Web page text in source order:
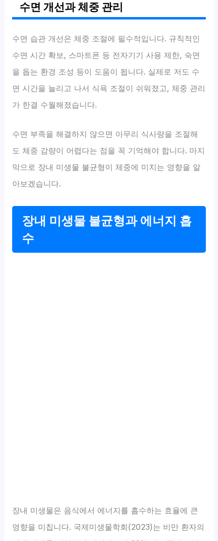
수면 개선과 체중 관리
수면 습관 개선은 체중 조절에 필수적입니다. 규칙적인
수면 시간 확보, 스마트폰 등 전자기기 사용 제한, 숙면
을 돕는 환경 조성 등이 도움이 됩니다. 실제로 저도 수
면 시간을 늘리고 나서 식욕 조절이 쉬워졌고, 체중 관리
가 한결 수월해졌습니다.
수면 부족을 해결하지 않으면 아무리 식사량을 조절해
도 체중 감량이 어렵다는 점을 꼭 기억해야 합니다. 마지
막으로 장내 미생물 불균형이 체중에 미치는 영향을 알
아보겠습니다.
장내 미생물 불균형과 에너지 흡
수
장내 미생물은 음식에서 에너지를 흡수하는 효율에 큰
영향을 미칩니다. 국제미생물학회(2023)는 비만 환자의